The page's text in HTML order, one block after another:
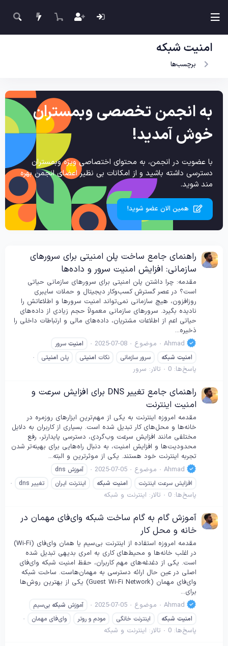
امنیت شبکه
برچسب‌ها
به انجمن تخصصی وبمستران
خوش آمدید!
با عضویت در انجمن، به محتوای اختصاصی ویژه وبمستران
دسترسی داشته باشید و از امکانات بی نظیر اعضای انجمن بهره
مند شوید.
همین الان عضو شوید!
راهنمای جامع ساخت پلن امنیتی برای سرورهای
سازمانی: افزایش امنیت سرور و داده‌ها
مقدمه: چرا داشتن پلن امنیتی برای سرورهای سازمانی حیاتی
است؟ در عصر گسترش کسب‌وکار دیجیتال و حملات سایبری
روزافزون، هیچ سازمانی نمی‌تواند امنیت سرورها و اطلاعاتش را
نادیده بگیرد. سرورهای سازمانی معمولاً حجم زیادی از داده‌های
حیاتی اعم از اطلاعات مشتریان، داده‌های مالی و ارتباطات داخلی را
ذخیره...
Ahmad
موضوع 2025-07-08 امنیت سرور
امنیت شبکه سرور سازمانی نکات امنیتی پلن امنیتی
پاسخ‌ها: 0 تالار: سرور
راهنمای جامع تغییر DNS برای افزایش سرعت و
امنیت اینترنت
مقدمه امروزه اینترنت به یکی از مهم‌ترین ابزارهای روزمره در
خانه‌ها و محل‌های کار تبدیل شده است. بسیاری از کاربران به دلایل
مختلفی مانند افزایش سرعت وب‌گردی، دسترسی پایدارتر، رفع
محدودیت‌ها و افزایش امنیت، به دنبال راه‌هایی برای بهینه‌تر شدن
تجربه اینترنت خود هستند. یکی از موثرترین و البته...
Ahmad
موضوع 2025-07-05
آموزش dns
افزایش سرعت اینترنت
امنیت شبکه اینترنت ایران تغییر dns
پاسخ‌ها: 0 تالار: اینترنت و شبکه
آموزش گام به گام ساخت شبکه وای‌فای مهمان در
خانه و محل کار
مقدمه امروزه استفاده از اینترنت بی‌سیم یا همان وای‌فای (Wi-Fi)
در اغلب خانه‌ها و محیط‌های کاری به امری بدیهی تبدیل شده
است. یکی از دغدغه‌های مهم کاربران، حفظ امنیت شبکه وای‌فای
اصلی در عین حال ارائه دسترسی به مهمان‌هاست. ساخت شبکه
وای‌فای مهمان (Guest Wi-Fi Network) یکی از بهترین روش‌ها
برای...
Ahmad
موضوع 2025-07-05 آموزش شبکه بی‌سیم
امنیت شبکه اینترنت خانگی مودم و روتر وای‌فای مهمان
پاسخ‌ها: 0 تالار: اینترنت و شبکه